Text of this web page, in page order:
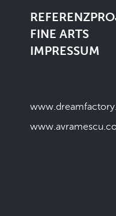
FINE ARTS
IMPRESSUM